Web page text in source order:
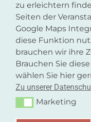
zu erleichtern
Seiten der
Google Maps
diese Funktion
brauchen wir ihre
Brauchen Sie
wählen Sie hier
Zu unserer
Marketing
Marketing